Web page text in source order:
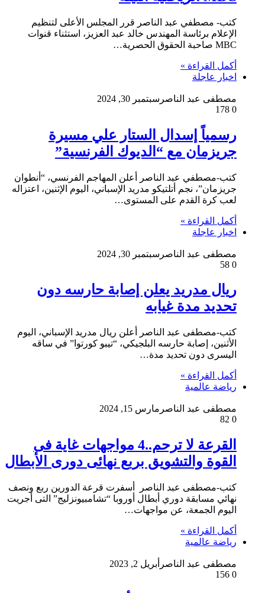
كتب- مصطفي عبد الناصر قرر المجلس الأعلى لتنظيم
الإعلام برئاسة المهندس خالد عبد العزيز، استثناء قنوات
MBC صاحبة الحقوق الحصرية…
أكمل القراءة »
اخبار عاجلة
مصطفى عبد الناصر سبتمبر 30, 2024
0
رسمياً إسدال الستار علي مسيرة
جريزمان مع “الديوك الفرنسية”
كتب-مصطفي عبد الناصر أعلن المهاجم الفرنسي، “أنطوان
جريزمان”، نجم أتلتيكو مدريد الإسباني، اليوم الإثنين، اعتزاله
لعب كرة القدم على المستوى…
أكمل القراءة »
اخبار عاجلة
مصطفى عبد الناصر سبتمبر 30, 2024
0
ريال مدريد يعلن إصابة حارسه دون
تحديد مدة غيابه
كتب-مصطفى عبد الناصر أعلن ريال مدريد الإسباني، اليوم
الأثنين، إصابة حارسه البلجيكي، “تيبو كورتوا” في ساقه
اليسرى دون تحديد مدة…
أكمل القراءة »
رياضة عالمية
مصطفى عبد الناصر مارس 15, 2024
0
القرعة لا ترحم..4 مواجهات غاية فى
القوة والتشويق بربع نهائى دورى الأبطال
كتب-مصطفى عبد الناصر أسفرت قرعة الدورين ربع ونصف
نهائي مسابقة دوري أبطال أوروبا “تشامبيونزليج” التى أجريت
اليوم الجمعة، عن مواجهات…
أكمل القراءة »
رياضة عالمية
مصطفى عبد الناصر أبريل 2, 2023
0